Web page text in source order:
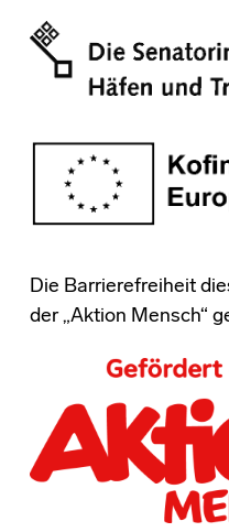
Die Barrierefreiheit
der „Aktion Mensch“